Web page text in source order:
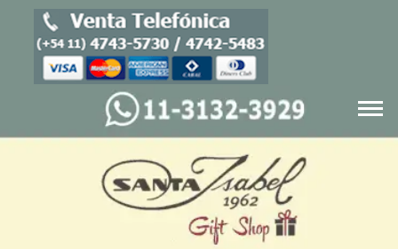
Blog
Cajas navideñas
Productos